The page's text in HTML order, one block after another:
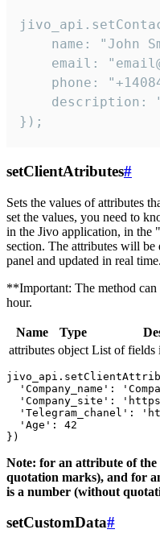
name: "John
email:
phone:
description:
});
setClientAtributes#
Sets the values ​​of attributes
set the values, you need to
in the Jivo application, in the
section. The attributes will
panel and updated in real time.
**Important: The method can
hour.
Name Type
attributes object List of fields
'Company_name':
'Company_site':
'Telegram_chanel':
  'Age': 42
Note: for an attribute of
quotation marks), and for
is a number (without
setCustomData#